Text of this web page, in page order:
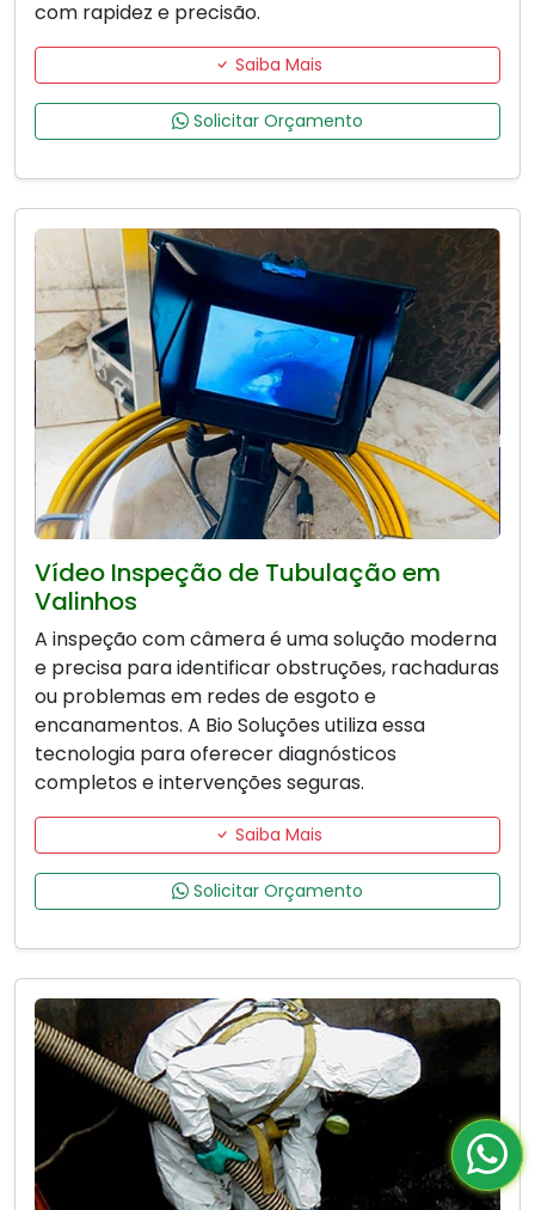
com rapidez e precisão.
Saiba Mais
Solicitar Orçamento
Vídeo Inspeção de Tubulação em
Valinhos
A inspeção com câmera é uma solução moderna
e precisa para identificar obstruções, rachaduras
ou problemas em redes de esgoto e
encanamentos. A Bio Soluções utiliza essa
tecnologia para oferecer diagnósticos
completos e intervenções seguras.
Saiba Mais
Solicitar Orçamento